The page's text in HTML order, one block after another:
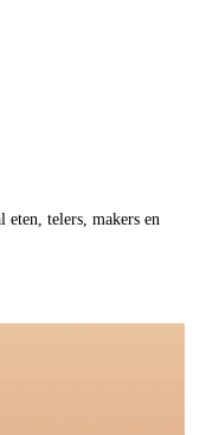
telers, makers en